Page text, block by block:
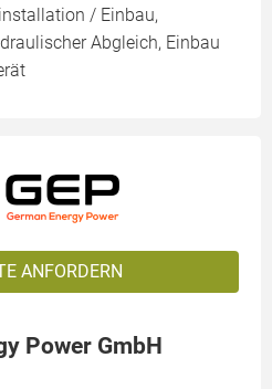
/ Einbau,
Abgleich, Einbau
ANFORDERN
Power GmbH